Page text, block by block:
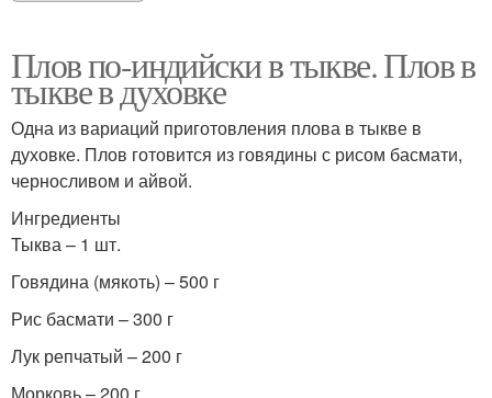
Плов по-индийски в тыкве. Плов в
тыкве в духовке
Одна из вариаций приготовления плова в тыкве в
духовке. Плов готовится из говядины с рисом басмати,
черносливом и айвой.
Ингредиенты
Тыква – 1 шт.
Говядина (мякоть) – 500 г
Рис басмати – 300 г
Лук репчатый – 200 г
Морковь – 200 г